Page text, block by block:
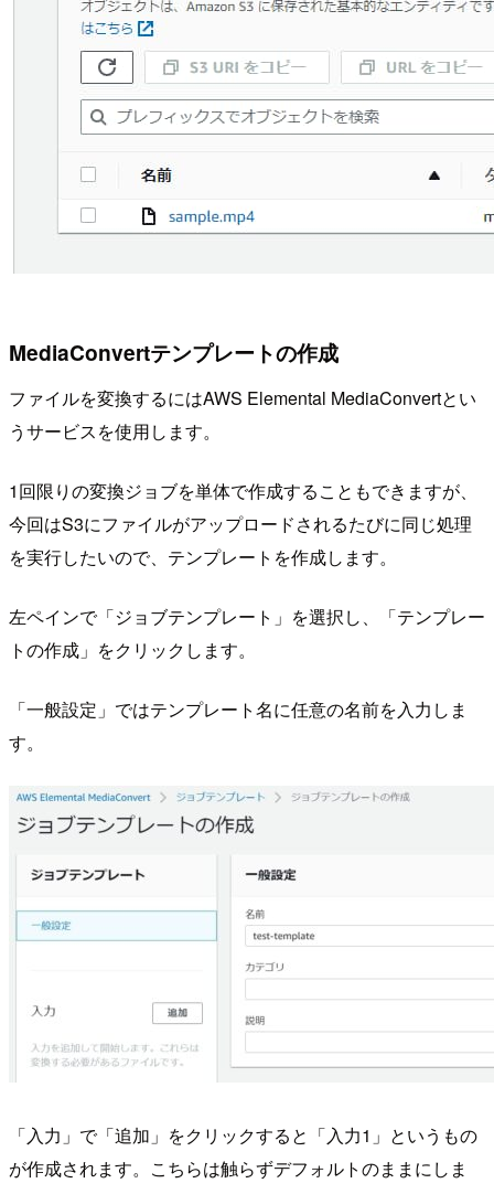
MediaConvertテンプレートの作成
ファイルを変換するにはAWS Elemental MediaConvertとい
うサービスを使用します。
1回限りの変換ジョブを単体で作成することもできますが、
今回はS3にファイルがアップロードされるたびに同じ処理
を実行したいので、テンプレートを作成します。
左ペインで「ジョブテンプレート」を選択し、「テンプレー
トの作成」をクリックします。
「一般設定」ではテンプレート名に任意の名前を入力しま
す。
「入力」で「追加」をクリックすると「入力1」というもの
が作成されます。こちらは触らずデフォルトのままにしま